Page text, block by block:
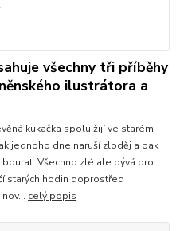
všechny tři příběhy
ilustrátora a
kukačka spolu žijí ve starém
jednoho dne naruší zloděj a pak i
Všechno zlé ale bývá pro
starých hodin doprostřed
celý popis